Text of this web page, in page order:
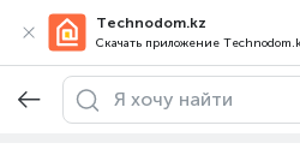
Technodom.kz
Скачать приложение